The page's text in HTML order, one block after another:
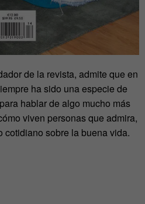
de la revista, admite que en
ha sido una especie de
hablar de algo mucho más
viven personas que admira,
cotidiano sobre la buena vida.